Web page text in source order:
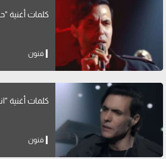
كلمات أغنية
فنون
كلمات أغنية
فنون